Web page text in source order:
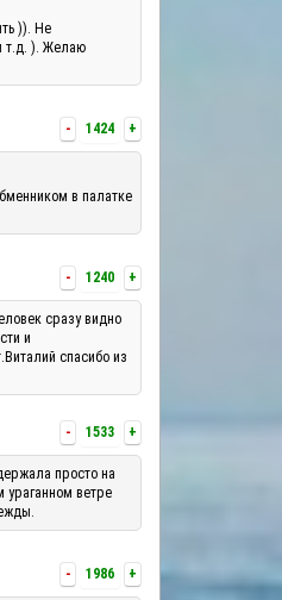
)). Не
т.д. ). Желаю
- 1424 +
в палатке
- 1240 +
сразу видно
и
спасибо из
- 1533 +
просто на
ураганном ветре
- 1986 +